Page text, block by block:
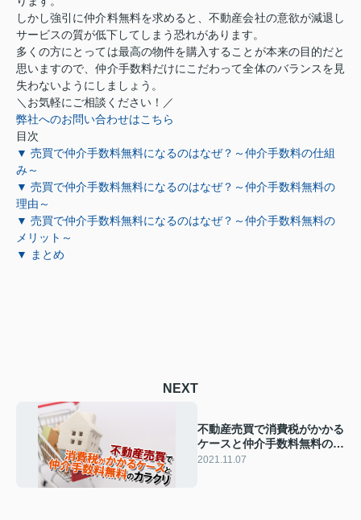
しかし強引に仲介料無料を求めると、不動産会社の意欲が減退し
サービスの質が低下してしまう恐れがあります。
多くの方にとっては最高の物件を購入することが本来の目的だと
思いますので、仲介手数料だけにこだわって全体のバランスを見
失わないようにしましょう。
＼お気軽にご相談ください！／
弊社へのお問い合わせはこちら
目次
▼ 売買で仲介手数料無料になるのはなぜ？～仲介手数料の仕組
み～
▼ 売買で仲介手数料無料になるのはなぜ？～仲介手数料無料の
理由～
▼ 売買で仲介手数料無料になるのはなぜ？～仲介手数料無料の
メリット～
▼ まとめ
NEXT
不動産売買で消費税がかかる
ケースと仲介手数料無料のカ
ラクリ
2021.11.07